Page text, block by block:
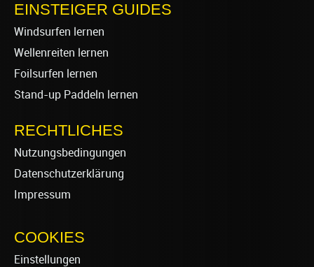
EINSTEIGER GUIDES
Windsurfen lernen
Wellenreiten lernen
Foilsurfen lernen
Stand-up Paddeln lernen
RECHTLICHES
Nutzungsbedingungen
Datenschutzerklärung
Impressum
COOKIES
Einstellungen